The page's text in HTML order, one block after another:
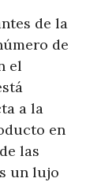
de la
de
el
a la
en
las
un lujo